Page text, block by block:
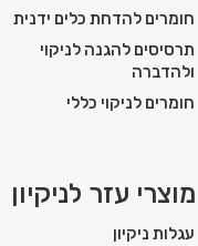
חומרים להדחת כלים ידנית
תרסיסים להגנה לניקוי
ולהדברה
חומרים לניקוי כללי
מוצרי עזר לניקיון
עגלות ניקיון